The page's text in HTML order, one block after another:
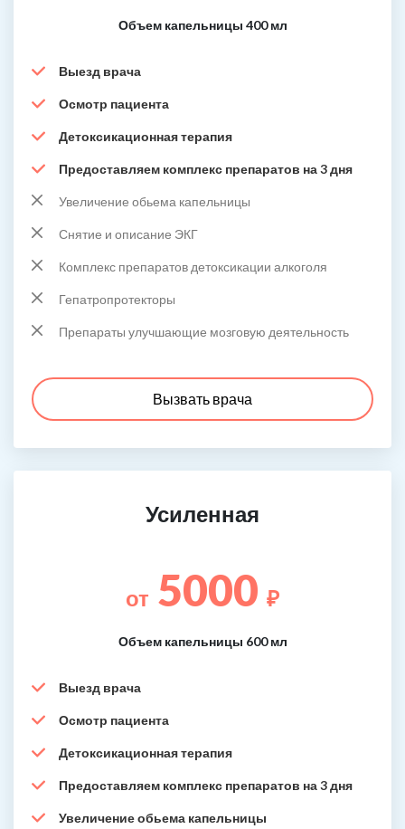
Объем капельницы 400 мл
Выезд врача
Осмотр пациента
Детоксикационная терапия
Предоставляем комплекс препаратов на 3 дня
Увеличение обьема капельницы
Снятие и описание ЭКГ
Комплекс препаратов детоксикации алкоголя
Гепатропротекторы
Препараты улучшающие мозговую деятельность
Вызвать врача
Усиленная
от 5000 ₽
Объем капельницы 600 мл
Выезд врача
Осмотр пациента
Детоксикационная терапия
Предоставляем комплекс препаратов на 3 дня
Увеличение обьема капельницы